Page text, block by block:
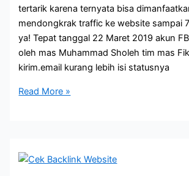
tertarik karena ternyata bisa
mendongkrak traffic ke website sampai
ya! Tepat tanggal 22 Maret 2019 akun
oleh mas Muhammad Sholeh tim mas
kirim.email kurang lebih isi statusnya
Google
Read More »